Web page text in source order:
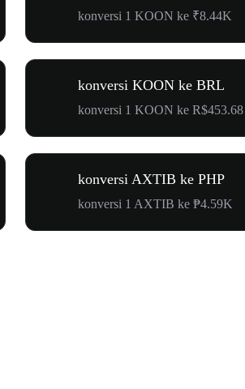
konversi 1 KOON ke ₹8.44K
konversi KOON ke BRL
konversi 1 KOON ke R$453.68
konversi AXTIB ke PHP
konversi 1 AXTIB ke ₱4.59K